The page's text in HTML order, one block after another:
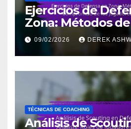
Ejercicios de
Zona: Métodos
Compromiso de
Jugadores,
09/02/2026 DEREK
TÉCNICAS DE COACHING
Análisis de